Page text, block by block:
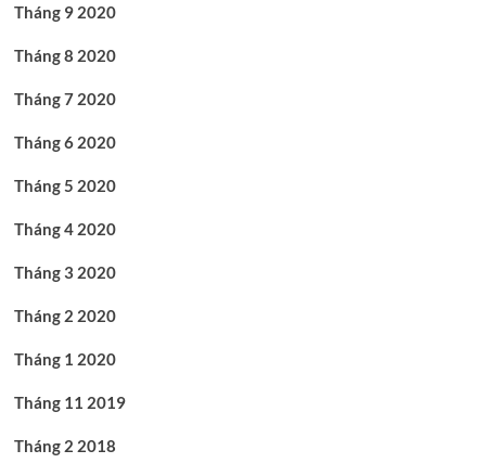
Tháng 9 2020
Tháng 8 2020
Tháng 7 2020
Tháng 6 2020
Tháng 5 2020
Tháng 4 2020
Tháng 3 2020
Tháng 2 2020
Tháng 1 2020
Tháng 11 2019
Tháng 2 2018